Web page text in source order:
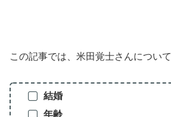
この記事では、米田覚士さんについて
結婚
年齢